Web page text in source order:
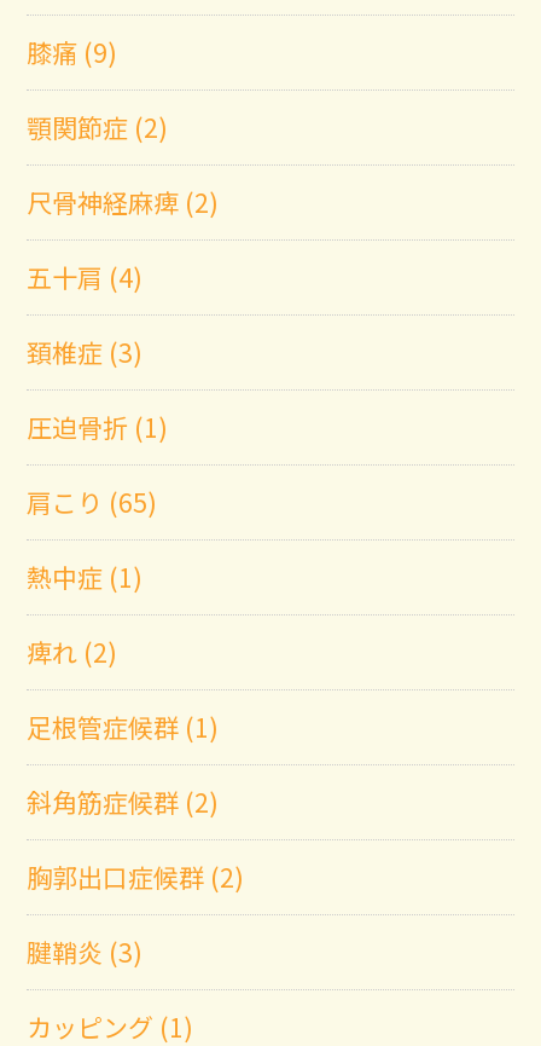
膝痛 (9)
顎関節症 (2)
尺骨神経麻痺 (2)
五十肩 (4)
頚椎症 (3)
圧迫骨折 (1)
肩こり (65)
熱中症 (1)
痺れ (2)
足根管症候群 (1)
斜角筋症候群 (2)
胸郭出口症候群 (2)
腱鞘炎 (3)
カッピング (1)